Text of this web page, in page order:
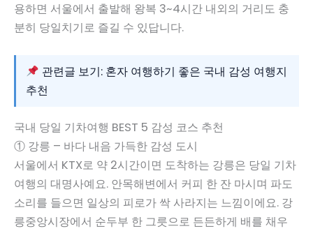
용하면 서울에서 출발해 왕복 3~4시간 내외의 거리도 충
분히 당일치기로 즐길 수 있답니다.
관련글 보기: 혼자 여행하기 좋은 국내 감성 여행지
추천
국내 당일 기차여행 BEST 5 감성 코스 추천
① 강릉 – 바다 내음 가득한 감성 도시
서울에서 KTX로 약 2시간이면 도착하는 강릉은 당일 기차
여행의 대명사예요. 안목해변에서 커피 한 잔 마시며 파도
소리를 들으면 일상의 피로가 싹 사라지는 느낌이에요. 강
릉중앙시장에서 순두부 한 그릇으로 든든하게 배를 채우